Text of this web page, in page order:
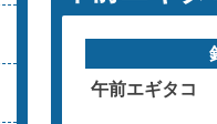
午前エギタコ